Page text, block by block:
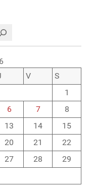
V
S
1
6 7
8
13 14
15
20 21
22
27 28
29